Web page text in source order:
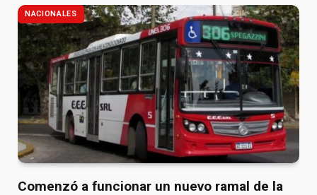
NACIONALES
Comenzó a funcionar un nuevo ramal de la